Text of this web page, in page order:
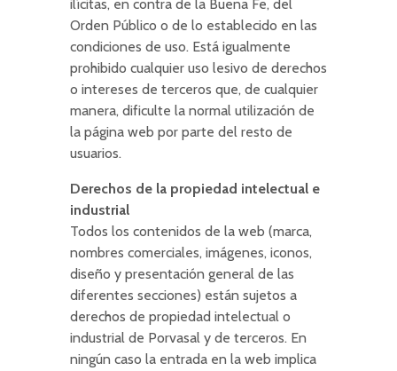
ilícitas, en contra de la Buena Fe, del
Orden Público o de lo establecido en las
condiciones de uso. Está igualmente
prohibido cualquier uso lesivo de derechos
o intereses de terceros que, de cualquier
manera, dificulte la normal utilización de
la página web por parte del resto de
usuarios.
Derechos de la propiedad intelectual e
industrial
Todos los contenidos de la web (marca,
nombres comerciales, imágenes, iconos,
diseño y presentación general de las
diferentes secciones) están sujetos a
derechos de propiedad intelectual o
industrial de Porvasal y de terceros. En
ningún caso la entrada en la web implica